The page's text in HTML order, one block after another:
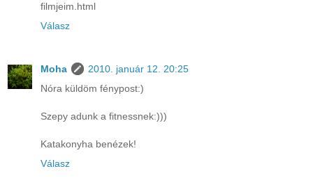
filmjeim.html
Válasz
Moha
2010. január 12. 20:25
Nóra küldöm fénypost:)
Szepy adunk a fitnessnek:)))
Katakonyha benézek!
Válasz